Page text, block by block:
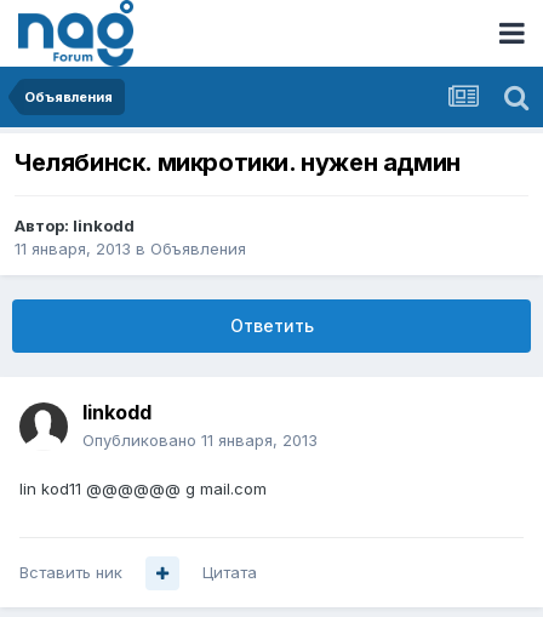
Объявления
Челябинск. микротики. нужен админ
Автор: linkodd
11 января, 2013 в Объявления
Ответить
linkodd
Опубликовано 11 января, 2013
lin kod11 @@@@@@ g mail.com
Вставить ник Цитата